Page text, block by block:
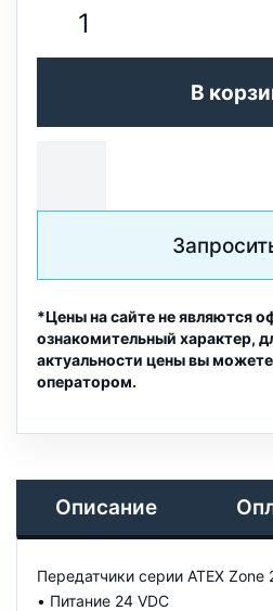
В
*Цены на сайте не являются
ознакомительный характер,
актуальности цены вы можете
оператором.
Описание
Передатчики серии ATEX Zone
• Питание 24 VDC